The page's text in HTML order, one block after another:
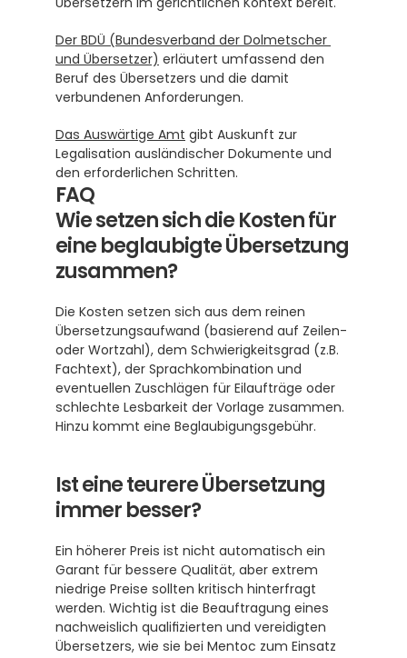
Der BDÜ (Bundesverband der Dolmetscher
und Übersetzer) erläutert umfassend den
Beruf des Übersetzers und die damit
verbundenen Anforderungen.
Das Auswärtige Amt gibt Auskunft zur
Legalisation ausländischer Dokumente und
den erforderlichen Schritten.
FAQ
Wie setzen sich die Kosten für
eine beglaubigte Übersetzung
zusammen?
Die Kosten setzen sich aus dem reinen
Übersetzungsaufwand (basierend auf Zeilen-
oder Wortzahl), dem Schwierigkeitsgrad (z.B.
Fachtext), der Sprachkombination und
eventuellen Zuschlägen für Eilaufträge oder
schlechte Lesbarkeit der Vorlage zusammen.
Hinzu kommt eine Beglaubigungsgebühr.
Ist eine teurere Übersetzung
immer besser?
Ein höherer Preis ist nicht automatisch ein
Garant für bessere Qualität, aber extrem
niedrige Preise sollten kritisch hinterfragt
werden. Wichtig ist die Beauftragung eines
nachweislich qualifizierten und vereidigten
Übersetzers, wie sie bei Mentoc zum Einsatz